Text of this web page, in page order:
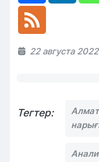
22 августа 2022
Тегтер: